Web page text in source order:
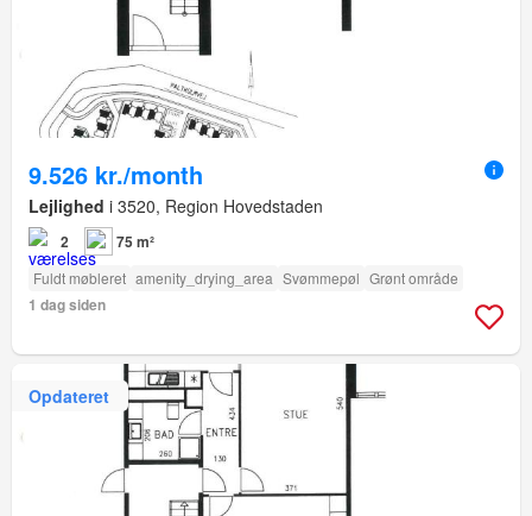
9.526 kr./month
Lejlighed i 3520, Region Hovedstaden
2 75 m²
Fuldt møbleret amenity_drying_area Svømmepøl Grønt område
1 dag siden
Opdateret